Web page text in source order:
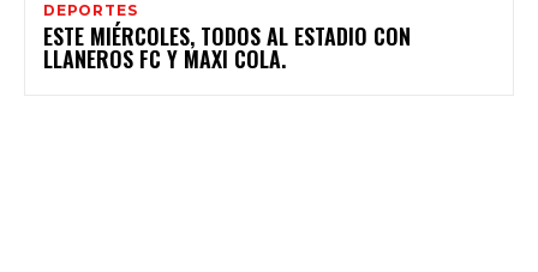
DEPORTES
ESTE MIÉRCOLES, TODOS AL ESTADIO CON
LLANEROS FC Y MAXI COLA.